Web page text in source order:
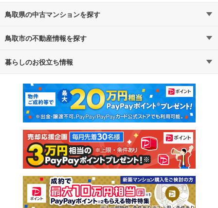
鳥取県の中古マンションを探す
路線・駅から探す
通勤・通学時間から探す
鳥取市の不動産情報を探す
不動産・住宅
新築マンション 中古マンション
新築一戸建て 中古一戸建て
注文住宅 土地
売却査定
暮らしのお役立ち情報
マンションカタログ 教えて！住まいの先生